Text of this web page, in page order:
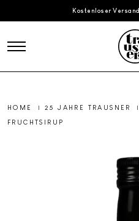
Skip to main contentKostenloser Versand
HOME | 25 JAHRE TRAUSNER |
FRUCHTSIRUP